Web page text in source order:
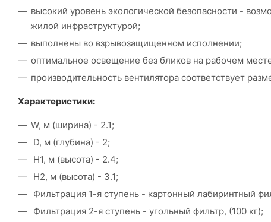
высокий уровень экологической безопасности -
жилой инфраструктурой;
выполнены во взрывозащищенном исполнении;
оптимальное освещение без бликов на рабочем
производительность вентилятора соответствует
Характеристики:
W, м (ширина) - 2.1;
D, м (глубина) - 2;
H1, м (высота) - 2.4;
H2, м (высота) - 3.1;
Фильтрация 1-я ступень - картонный лабиринтный
Фильтрация 2-я ступень - угольный фильтр, (100 кг);